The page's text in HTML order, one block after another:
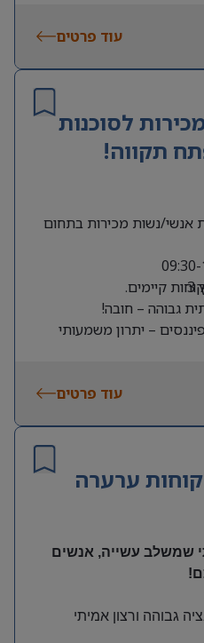
עוד פרטים
לסוכנות
תקווה!
אנשי/נשות מכירות בתחום
קיימים.
גבוהה – חובה!
– יתרון משמעותי
עוד פרטים
ערערה
שמשלב עשייה, אנשים
!
גבוהה ורצון אמיתי